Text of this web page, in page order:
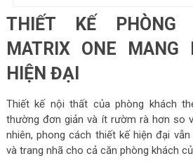
THIẾT KẾ PHÒNG
MATRIX ONE MANG
HIỆN ĐẠI
Thiết kế nội thất của phòng khách
thường đơn giản và ít rườm rà hơn so
nhiên, phong cách thiết kế hiện đại
và trang nhã cho cả căn phòng khách